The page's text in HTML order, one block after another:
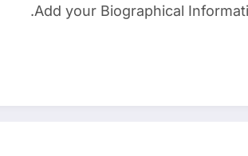
Add your Biographical